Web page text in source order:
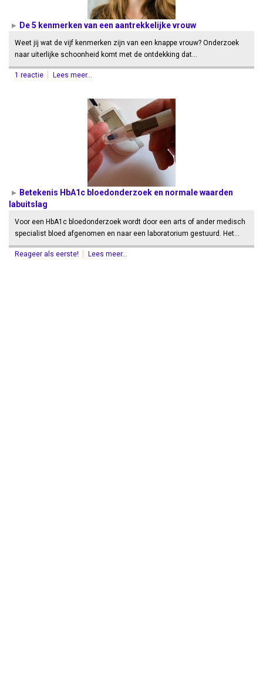
De 5 kenmerken van een aantrekkelijke vrouw
Weet jij wat de vijf kenmerken zijn van een knappe vrouw? Onderzoek
naar uiterlijke schoonheid komt met de ontdekking dat…
1 reactie Lees meer...
Betekenis HbA1c bloedonderzoek en normale waarden
labuitslag
Voor een HbA1c bloedonderzoek wordt door een arts of ander medisch
specialist bloed afgenomen en naar een laboratorium gestuurd. Het…
Reageer als eerste! Lees meer...